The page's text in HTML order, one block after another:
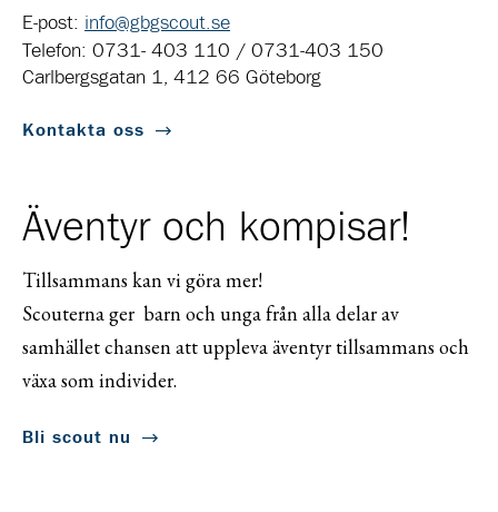
E-post: info@gbgscout.se
Telefon: 0731- 403 110 / 0731-403 150
Carlbergsgatan 1, 412 66 Göteborg
Kontakta oss
Äventyr och kompisar!
Tillsammans kan vi göra mer!
Scouterna ger barn och unga från alla delar av
samhället chansen att uppleva äventyr tillsammans och
växa som individer.
Bli scout nu